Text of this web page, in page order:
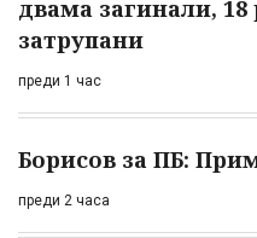
двама загинали,
затрупани
преди 1 час
Борисов за ПБ:
преди 2 часа